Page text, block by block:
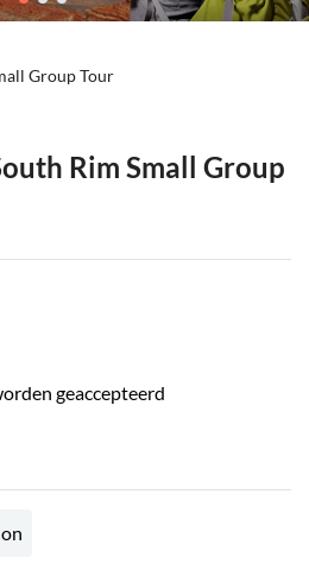
Group Tour
Rim Small Group
geaccepteerd